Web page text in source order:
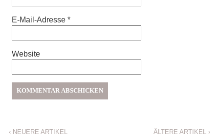
E-Mail-Adresse *
Website
‹NEUERE ARTIKEL ÄLTERE ARTIKEL ›